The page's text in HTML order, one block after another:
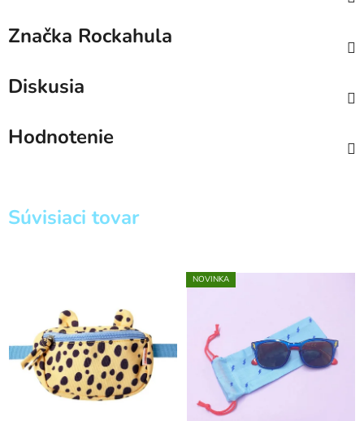
Značka Rockahula
Diskusia
Hodnotenie
Súvisiaci tovar
NOVINKA